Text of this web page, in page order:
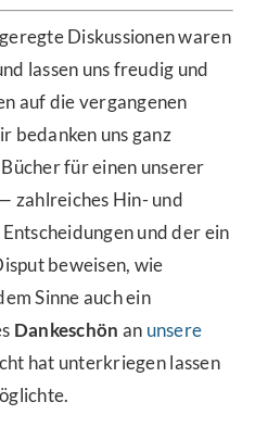
Diskussionen waren
lassen uns freudig und
auf die vergangenen
bedanken uns ganz
für einen unserer
zahlreiches Hin- und
und der ein
beweisen, wie
Sinne auch ein
Dankeschön an unsere
hat unterkriegen lassen